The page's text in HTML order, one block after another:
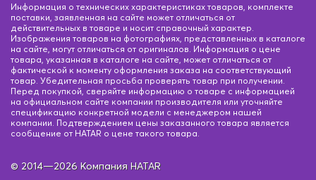
Информация о технических характеристиках товаров, комплекте
поставки, заявленная на сайте может отличаться от
действительных в товаре и носит справочный характер.
Изображения товаров на фотографиях, представленных в каталоге
на сайте, могут отличаться от оригиналов. Информация о цене
товара, указанная в каталоге на сайте, может отличаться от
фактической к моменту оформления заказа на соответствующий
товар. Убедительная просьба проверять товар при получении.
Перед покупкой, сверяйте информацию о товаре с информацией
на официальном сайте компании производителя или уточняйте
спецификацию конкретной модели с менеджером нашей
компании. Подтверждением цены заказанного товара является
сообщение от HATAR о цене такого товара.
© 2014—2026 Компания HATAR